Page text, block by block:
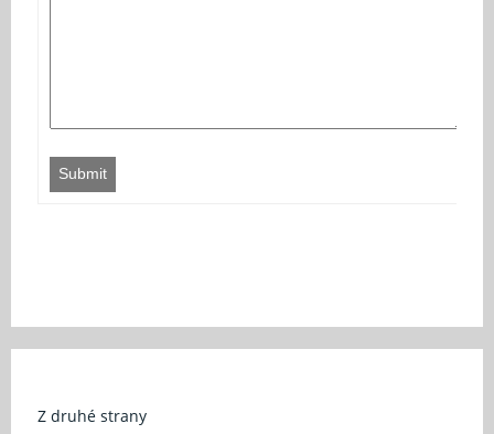
Submit
Z druhé strany